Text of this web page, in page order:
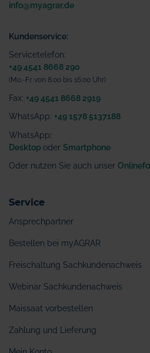
info@myagrar.de
Kundenservice:
Servicetelefon:
+49 4541 8668 290
(Mo.-Fr. von 8.00 bis 16.00 Uhr)
Fax: +49 4541 8668 2919
WhatsApp: +49 1578 5137188
WhatsApp:
Desktop oder Smartphone
Oder nutzen Sie auch unser
Service
Ansprechpartner
Bestellen bei myAGRAR
Freischaltung Sachkundenachweis
Webinar Sachkundenachweis
Maissaat vorbestellen
Zahlung und Lieferung